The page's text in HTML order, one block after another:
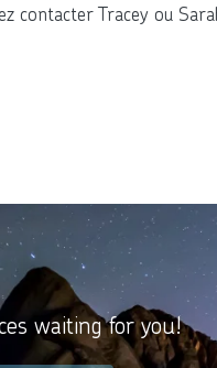
contacter Tracey ou
waiting for you!